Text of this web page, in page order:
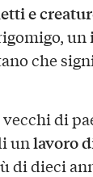
e
che
vecchi di
unlavoro
di dieci